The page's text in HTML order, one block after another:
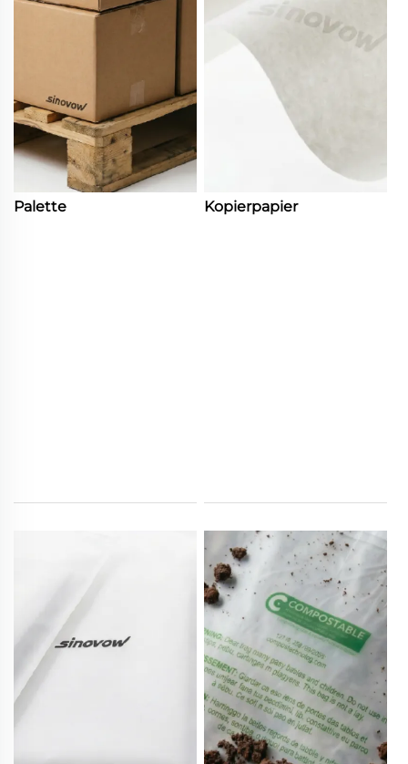
Palette Kopierpapier